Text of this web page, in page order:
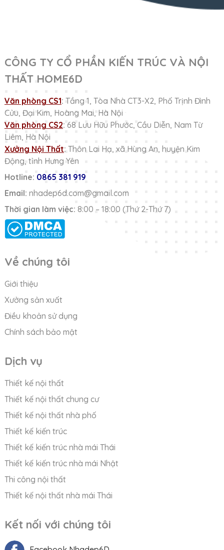
CÔNG TY CỔ PHẦN KIẾN TRÚC VÀ NỘI
THẤT HOME6D
Văn phòng CS1: Tầng 1, Tòa Nhà CT3-X2, Phố Trịnh Đình
Cửu, Đại Kim, Hoàng Mai, Hà Nội
Văn phòng CS2: 68 Lưu Hữu Phước, Cầu Diễn, Nam Từ
Liêm, Hà Nội
Xưởng Nội Thất: Thôn Lai Hạ, xã Hùng An, huyện Kim
Động, tỉnh Hưng Yên
Hotline: 0865 381 919
Email: nhadep6d.com@gmail.com
Thời gian làm việc: 8:00 – 18:00 (Thứ 2-Thứ 7)
Về chúng tôi
Giới thiệu
Xưởng sản xuất
Điều khoản sử dụng
Chính sách bảo mật
Dịch vụ
Thiết kế nội thất
Thiết kế nội thất chung cư
Thiết kế nội thất nhà phố
Thiết kế kiến trúc
Thiết kế kiến trúc nhà mái Thái
Thiết kế kiến trúc nhà mái Nhật
Thi công nội thất
Thiết kế nội thất nhà mái Thái
Kết nối với chúng tôi